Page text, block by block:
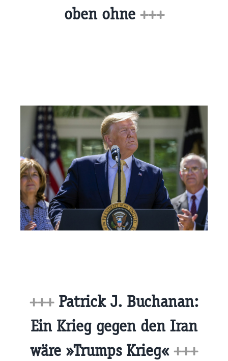
oben ohne +++
+++Patrick J. Buchanan:
Ein Krieg gegen den Iran
wäre »Trumps Krieg« +++